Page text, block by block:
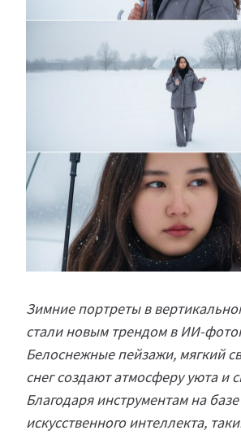
Зимние портреты в
стали новым трендом в ИИ-
Белоснежные пейзажи, мягкий
снег создают атмосферу уюта и
Благодаря инструментам на базе
искусственного интеллекта,